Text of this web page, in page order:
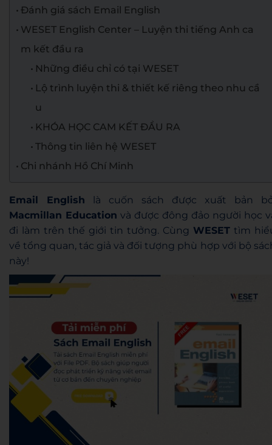
Đánh giá sách Email English
WESET English Center – Luyện thi tiếng Anh ca
m kết đầu ra
Những điều chỉ có tại WESET
Lộ trình luyện thi & thiết kế riêng theo nhu cầ
u
KHÓA HỌC CAM KẾT ĐẦU RA
Thông tin liên hệ WESET
Chi nhánh Hồ Chí Minh
Email English là cuốn sách được xuất bản
Macmillan Education và được đông đảo người học
đi làm trên thế giới tin tưởng. Cùng WESETtìm
về tổng quan, tác giả và đối tượng phù hợp với bộ
này!